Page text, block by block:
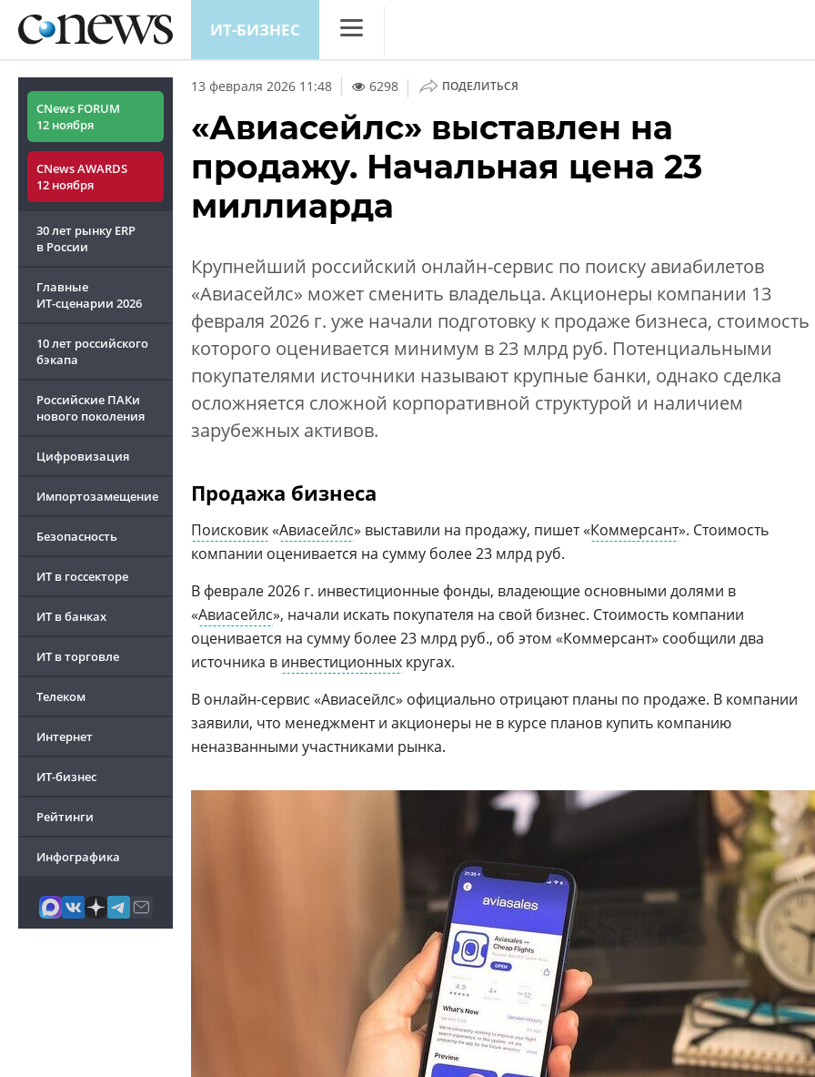
ИТ-БИЗНЕС
Конференции
Маркет
Техника
CNews FORUM
12 ноября
CNews AWARDS
12 ноября
30 лет рынку ERP
в России
Главные
ИТ-сценарии 2026
10 лет российского
бэкапа
Российские ПАКи
нового поколения
Цифровизация
Импортозамещение
Безопасность
ИТ в госсекторе
ИТ в банках
ИТ в торговле
Телеком
Интернет
ИТ-бизнес
Рейтинги
Инфографика
13 февраля 2026 11:48 6298 | ПОДЕЛИТЬСЯ
«Авиасейлс» выставлен на
продажу. Начальная цена 23
миллиарда
Крупнейший российский онлайн-сервис по поиску авиабилетов
«Авиасейлс» может сменить владельца. Акционеры компании 13
февраля 2026 г. уже начали подготовку к продаже бизнеса, стоимость
которого оценивается минимум в 23 млрд руб. Потенциальными
покупателями источники называют крупные банки, однако сделка
осложняется сложной корпоративной структурой и наличием
зарубежных активов.
Продажа бизнеса
Поисковик «Авиасейлс» выставили на продажу, пишет «Коммерсант». Стоимость
компании оценивается на сумму более 23 млрд руб.
В феврале 2026 г. инвестиционные фонды, владеющие основными долями в
«Авиасейлс», начали искать покупателя на свой бизнес. Стоимость компании
оценивается на сумму более 23 млрд руб., об этом «Коммерсант» сообщили два
источника в инвестиционных кругах.
В онлайн-сервис «Авиасейлс» официально отрицают планы по продаже. В компании
заявили, что менеджмент и акционеры не в курсе планов купить компанию
неназванными участниками рынка.